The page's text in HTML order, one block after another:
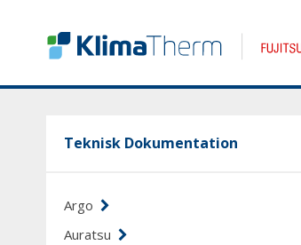
Teknisk Dokumentation
Argo
Auratsu